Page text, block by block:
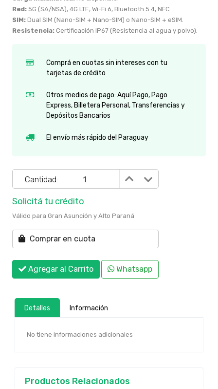
Red: 5G (SA/NSA), 4G LTE, Wi-Fi 6, Bluetooth 5.4, NFC.
SIM: Dual SIM (Nano-SIM + Nano-SIM) o Nano-SIM + eSIM.
Resistencia: Certificación IP67 (Resistencia al agua y polvo).
Comprá en cuotas sin intereses con tu
tarjetas de crédito
Otros medios de pago: Aquí Pago, Pago
Express, Billetera Personal, Transferencias y
Depósitos Bancarios
El envío más rápido del Paraguay
Cantidad:
Solicitá tu crédito
Válido para Gran Asunción y Alto Paraná
Comprar en cuota
Agregar al Carrito Whatsapp
Detalles Información
No tiene informaciones adicionales
Productos Relacionados